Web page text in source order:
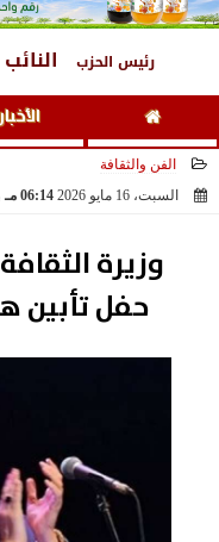
رئيس الحزب
الفن والثقافة
السبت، 16 مايو 2026
06:14 مـ
وزيرة
حفل تأبين